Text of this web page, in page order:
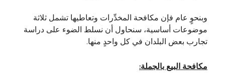
وبنحوٍ عام فإن مكافحة المخدِّرات وتعاطيها تشمل ثلاثة
موضوعات أساسية، سنحاول أن نسلط الضوء على دراسة
تجارب بعض البلدان في كل واحدٍ منها.
مكافحة البيع بالجملة: